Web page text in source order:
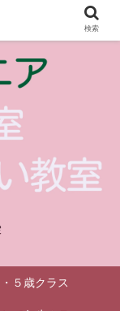
・５歳クラス
検索